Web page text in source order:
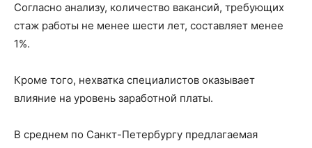
Согласно анализу, количество вакансий, требующих
стаж работы не менее шести лет, составляет менее
1%.
Кроме того, нехватка специалистов оказывает
влияние на уровень заработной платы.
В среднем по Санкт-Петербургу предлагаемая